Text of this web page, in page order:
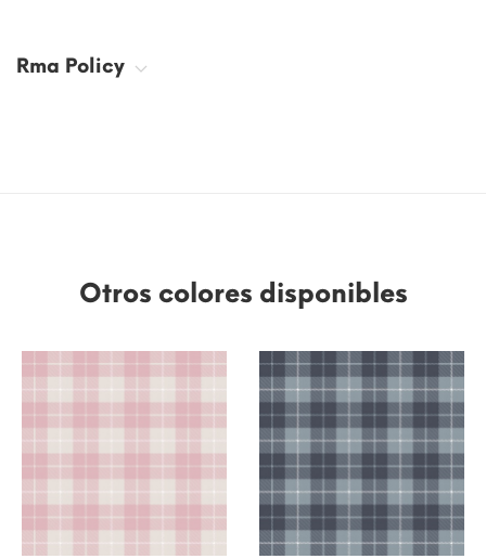
Rma Policy
Otros colores disponibles